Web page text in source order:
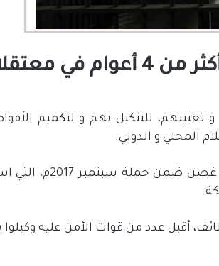
السعودية
تغييبهم، للتنكيل بهم و لتكميم
المحلي و الدولي.
و اعتقلت سلطة ابن
أقبل عدد من قوات الأمن عليه وكبلوا